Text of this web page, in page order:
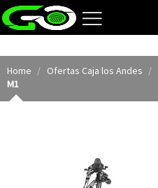
Home Ofertas Caja los Andes
M1